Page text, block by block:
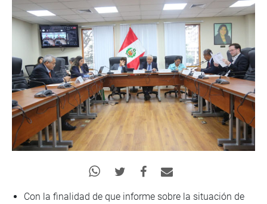
Con la finalidad de que informe sobre la situación de